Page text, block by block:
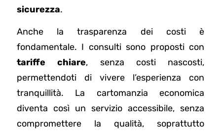
sicurezza.
Anche la trasparenza dei costi è
fondamentale. I consulti sono proposti con
tariffe chiare, senza costi nascosti,
permettendoti di vivere l’esperienza con
tranquillità. La cartomanzia economica
diventa così un servizio accessibile, senza
compromettere la qualità, soprattutto